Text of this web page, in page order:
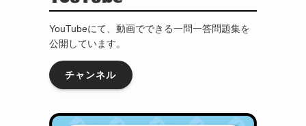
YouTubeにて、動画でできる一問一答問題集を
公開しています。
チャンネル